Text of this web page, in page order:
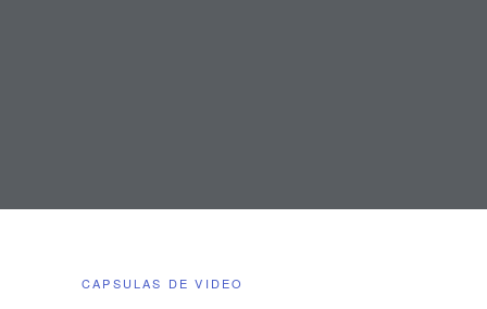
CAPSULAS DE VIDEO